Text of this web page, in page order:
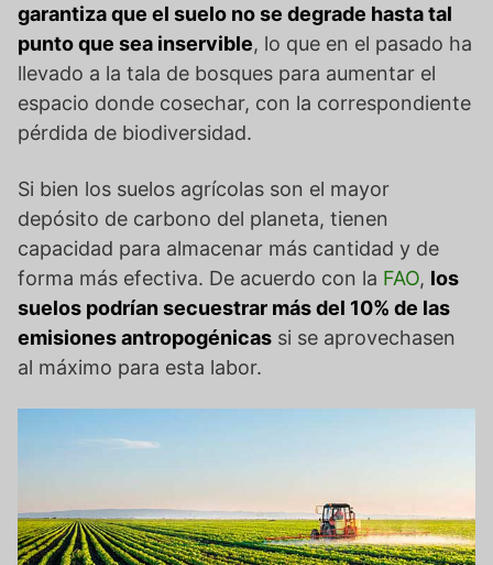
garantiza que el suelo no se degrade hasta tal
punto que sea inservible, lo que en el pasado ha
llevado a la tala de bosques para aumentar el
espacio donde cosechar, con la correspondiente
pérdida de biodiversidad.
Si bien los suelos agrícolas son el mayor
depósito de carbono del planeta, tienen
capacidad para almacenar más cantidad y de
forma más efectiva. De acuerdo con la FAO, los
suelos podrían secuestrar más del 10% de las
emisiones antropogénicas si se aprovechasen
al máximo para esta labor.